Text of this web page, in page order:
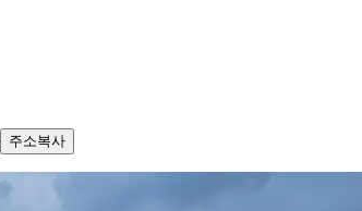
주소복사